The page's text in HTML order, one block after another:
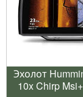
Эхолот
10x Chirp